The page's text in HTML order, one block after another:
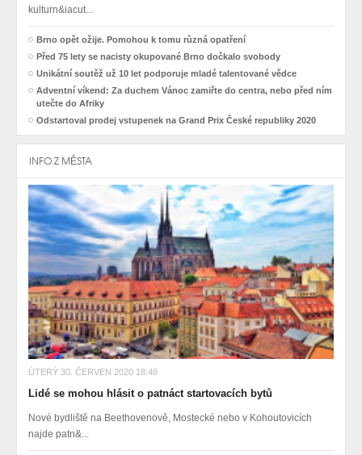
kulturn&iacut...
Brno opět ožije. Pomohou k tomu různá opatření
Před 75 lety se nacisty okupované Brno dočkalo svobody
Unikátní soutěž už 10 let podporuje mladé talentované vědce
Adventní víkend: Za duchem Vánoc zamiřte do centra, nebo před ním
utečte do Afriky
Odstartoval prodej vstupenek na Grand Prix České republiky 2020
INFO Z MĚSTA
ÚTERÝ 30. ČERVEN 2020 18:48
Lidé se mohou hlásit o patnáct startovacích bytů
Nové bydliště na Beethovenově, Mostecké nebo v Kohoutovicích
najde patn&...